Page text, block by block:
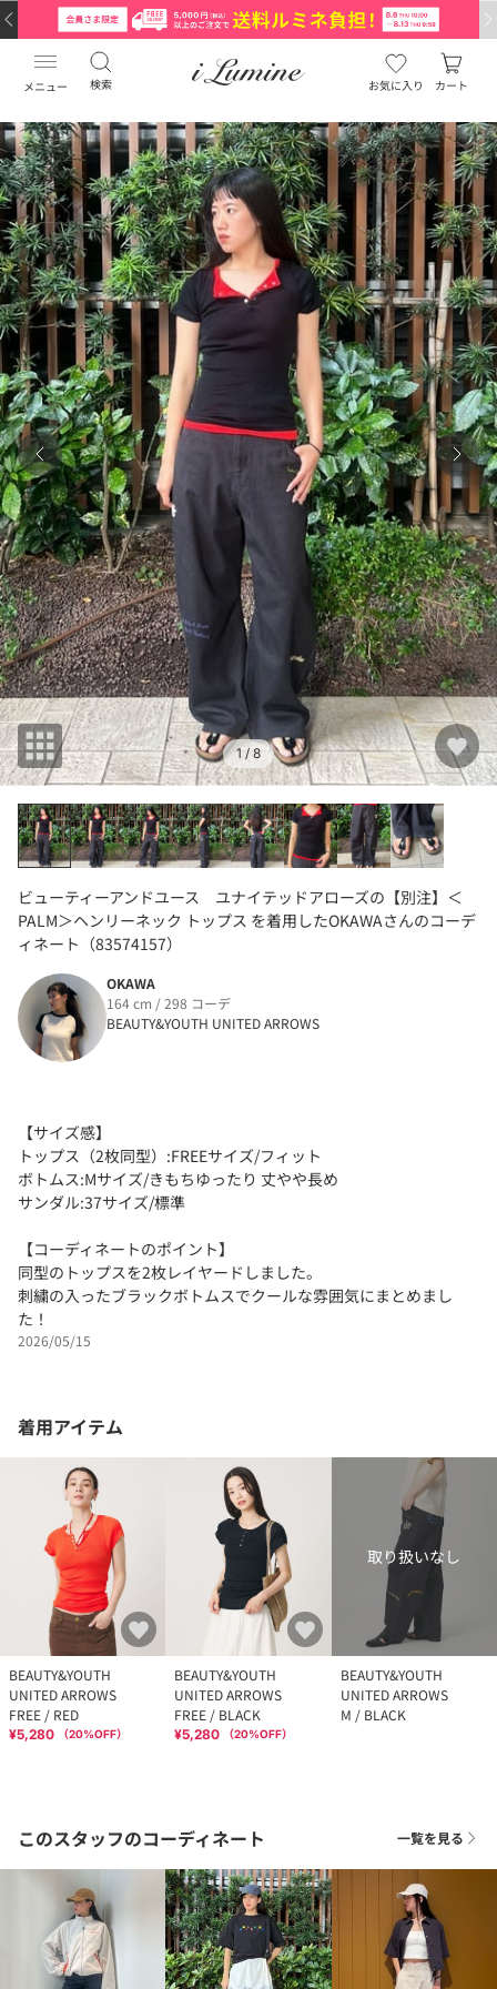
メニュー 検索 お気に入り カート
1 / 8
ビューティーアンドユース ユナイテッドアローズの【別注】＜
PALM＞ヘンリーネック トップス を着用したOKAWAさんのコーデ
ィネート（83574157）
OKAWA
164 cm / 298 コーデ
BEAUTY&YOUTH UNITED ARROWS
【サイズ感】
トップス（2枚同型）:FREEサイズ/フィット
ボトムス:Mサイズ/きもちゆったり 丈やや長め
サンダル:37サイズ/標準
【コーディネートのポイント】
同型のトップスを2枚レイヤードしました。
刺繍の入ったブラックボトムスでクールな雰囲気にまとめまし
た！
2026/05/15
着用アイテム
BEAUTY&YOUTH
UNITED ARROWS
FREE / RED
¥5,280 （20%OFF）
BEAUTY&YOUTH
UNITED ARROWS
FREE / BLACK
¥5,280 （20%OFF）
取り扱いなし
BEAUTY&YOUTH
UNITED ARROWS
M / BLACK
このスタッフのコーディネート 一覧を見る